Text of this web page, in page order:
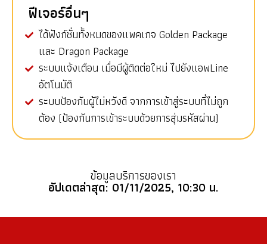
ฟีเจอร์อื่นๆ
ได้ฟังก์ชั่นทั้งหมดของแพคเกจ Golden Package
และ Dragon Package
ระบบแจ้งเตือน เมื่อมีผู้ติดต่อใหม่ ไปยังแอพLine
อัตโนมัติ
ระบบป้องกันผู้ไม่หวังดี จากการเข้าสู่ระบบที่ไม่ถูก
ต้อง (ป้องกันการเข้าระบบด้วยการสุ่มรหัสผ่าน)
ข้อมูลบริการของเรา
อัปเดตล่าสุด: 01/11/2025, 10:30 น.